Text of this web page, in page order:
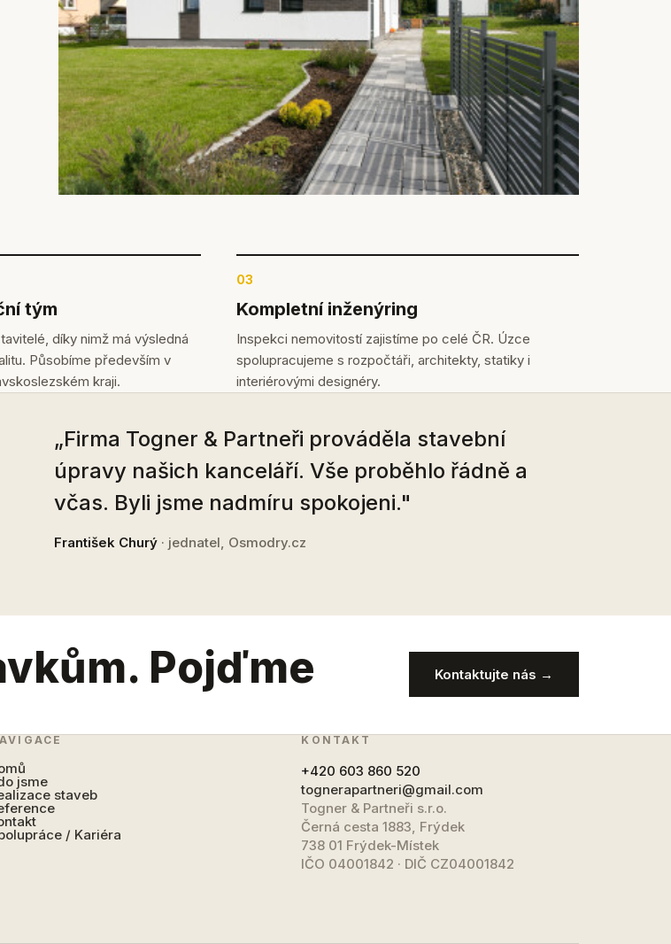
tým
díky nimž má výsledná
Působíme především v
kraji.
03
Kompletní inženýring
Inspekci nemovitostí zajistíme po celé ČR. Úzce
spolupracujeme s rozpočtáři, architekty, statiky i
interiérovými designéry.
„Firma Togner & Partneři prováděla stavební
úpravy našich kanceláří. Vše proběhlo řádně a
včas. Byli jsme nadmíru spokojeni."
František Churý· jednatel, Osmodry.cz
Pojďme
Kontaktujte nás →
jsme
staveb
/ Kariéra
KONTAKT
+420 603 860 520
tognerapartneri@gmail.com
Togner & Partneři s.r.o.
Černá cesta 1883, Frýdek
738 01 Frýdek-Místek
IČO 04001842 · DIČ CZ04001842